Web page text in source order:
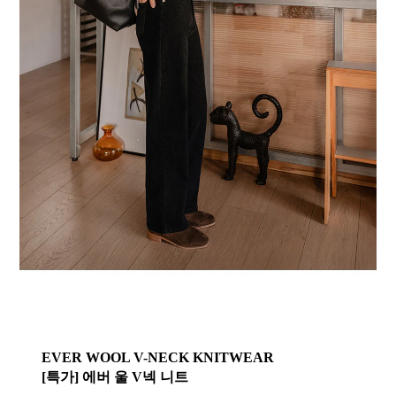
EVER WOOL V-NECK KNITWEAR
[특가] 에버 울 V넥 니트